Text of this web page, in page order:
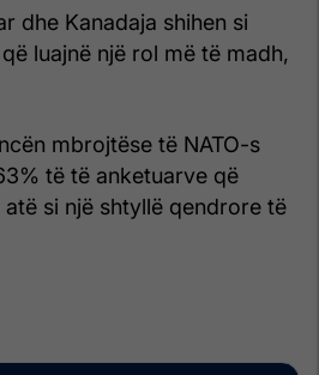
dhe Kanadaja shihen si
luajnë një rol më të madh,
mbrojtëse të NATO-s
të të anketuarve që
si një shtyllë qendrore të